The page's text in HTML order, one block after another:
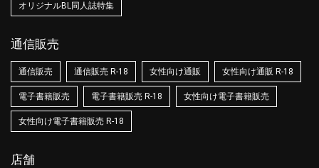
オリジナルBL同人誌特集
通信販売
通信販売 通信販売 R-18 女性向け通販 女性向け通販 R-18
電子書籍販売 電子書籍販売 R-18 女性向け電子書籍販売
女性向け電子書籍販売 R-18
店舗